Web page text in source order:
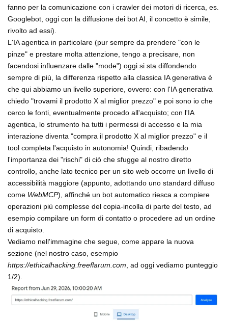
fanno per la comunicazione con i crawler dei motori di ricerca, es.
Googlebot, oggi con la diffusione dei bot AI, il concetto è simile,
rivolto ad essi).
L'IA agentica in particolare (pur sempre da prendere "con le
pinze" e prestare molta attenzione, tengo a precisare, non
facendosi influenzare dalle "mode") oggi si sta diffondendo
sempre di più, la differenza rispetto alla classica IA generativa è
che qui abbiamo un livello superiore, ovvero: con l'IA generativa
chiedo "trovami il prodotto X al miglior prezzo" e poi sono io che
cerco le fonti, eventualmente procedo all'acquisto; con l'IA
agentica, lo strumento ha tutti i permessi di accesso e la mia
interazione diventa "compra il prodotto X al miglior prezzo" e il
tool completa l'acquisto in autonomia! Quindi, ribadendo
l'importanza dei "rischi" di ciò che sfugge al nostro diretto
controllo, anche lato tecnico per un sito web occorre un livello di
accessibilità maggiore (appunto, adottando uno standard diffuso
come WebMCP), affinché un bot automatico riesca a compiere
operazioni più complesse del copia-incolla di parte del testo, ad
esempio compilare un form di contatto o procedere ad un ordine
di acquisto.
Vediamo nell'immagine che segue, come appare la nuova
sezione (nel nostro caso, esempio
https://ethicalhacking.freeflarum.com , ad oggi vediamo punteggio
1/2).